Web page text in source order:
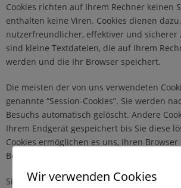
Cookies richten auf Ihrem Rechner keinen
enthalten keine Viren. Cookies dienen
nutzerfreundlicher, effektiver und sicherer
sind kleine Textdateien, die auf Ihrem
werden und die Ihr Browser speichert.
Die meisten der von uns verwendeten
genannte “Session-Cookies”. Sie werden
Besuchs automatisch gelöscht. Andere
Ihrem Endgerät gespeichert bis Sie diese
Cookies ermöglichen es uns, Ihren
Besuch wiederzuerkennen.
Sie können Ihren Browser so einstellen,
Wir verwenden Cookies